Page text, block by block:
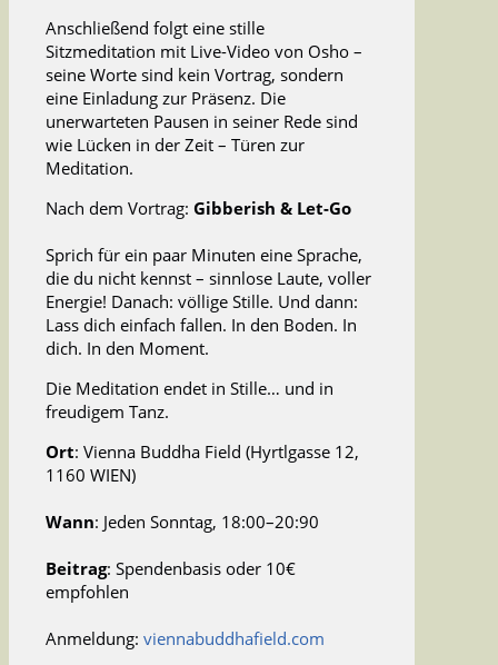
Anschließend folgt eine stille
Sitzmeditation mit Live-Video von Osho –
seine Worte sind kein Vortrag, sondern
eine Einladung zur Präsenz. Die
unerwarteten Pausen in seiner Rede sind
wie Lücken in der Zeit – Türen zur
Meditation.
Nach dem Vortrag: Gibberish & Let-Go
Sprich für ein paar Minuten eine Sprache,
die du nicht kennst – sinnlose Laute, voller
Energie! Danach: völlige Stille. Und dann:
Lass dich einfach fallen. In den Boden. In
dich. In den Moment.
Die Meditation endet in Stille… und in
freudigem Tanz.
Ort: Vienna Buddha Field (Hyrtlgasse 12,
1160 WIEN)
Wann: Jeden Sonntag, 18:00–20:90
Beitrag: Spendenbasis oder 10€
empfohlen
Anmeldung: viennabuddhafield.com